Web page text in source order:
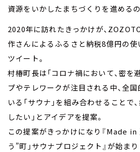
資源をいかしたまちづくりを進める
2020年に訪れたきっかけが、
作さんによるふるさと納税8億円の
ツイート。
村椿町長は「コロナ禍において、密を
プやテレワークが注目される中、全
いる「サウナ」を組み合わせることで
したい」とアイデアを提案。
この提案がきっかけになり『Made in
う”町」サウナプロジェクト』が始まり